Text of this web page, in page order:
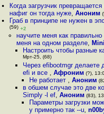
Когда загрузчик
нафиг он тогда нуже,Аноним
Граб в принципе не нужен в
(59) +2
научите меня как
меня на одном разделе,
Настроить чтобы разные
Мрт-25, (68)
Через efibootmgr делаете
efi и все , Афроним (?),
Не работает ,Аноним
в обшем случае это две
Simply -l ef, Аноним (83),
Параметры загрузки
у примерно так --u,